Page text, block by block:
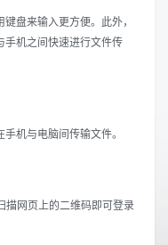
盘来输入更方便。此外，
手机之间快速进行文件传
机与电脑间传输文件。
描网页上的二维码即可登录